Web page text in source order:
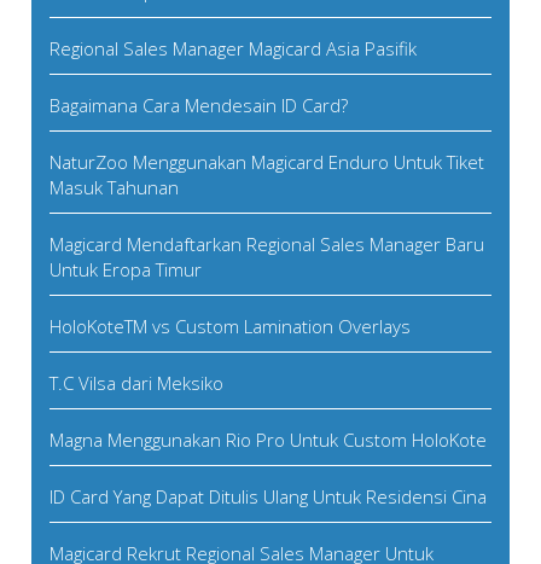
Regional Sales Manager Magicard Asia Pasifik
Bagaimana Cara Mendesain ID Card?
NaturZoo Menggunakan Magicard Enduro Untuk Tiket
Masuk Tahunan
Magicard Mendaftarkan Regional Sales Manager Baru
Untuk Eropa Timur
HoloKoteTM vs Custom Lamination Overlays
T.C Vilsa dari Meksiko
Magna Menggunakan Rio Pro Untuk Custom HoloKote
ID Card Yang Dapat Ditulis Ulang Untuk Residensi Cina
Magicard Rekrut Regional Sales Manager Untuk